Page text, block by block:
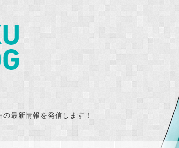
最新情報を発信します！